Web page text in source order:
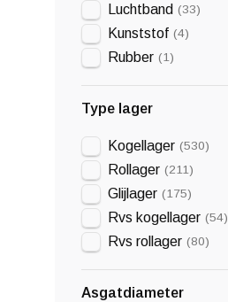
Luchtband (33)
Kunststof (4)
Rubber (1)
Type lager
Kogellager (530)
Rollager (211)
Glijlager (175)
Rvs kogellager (54)
Rvs rollager (80)
Asgatdiameter